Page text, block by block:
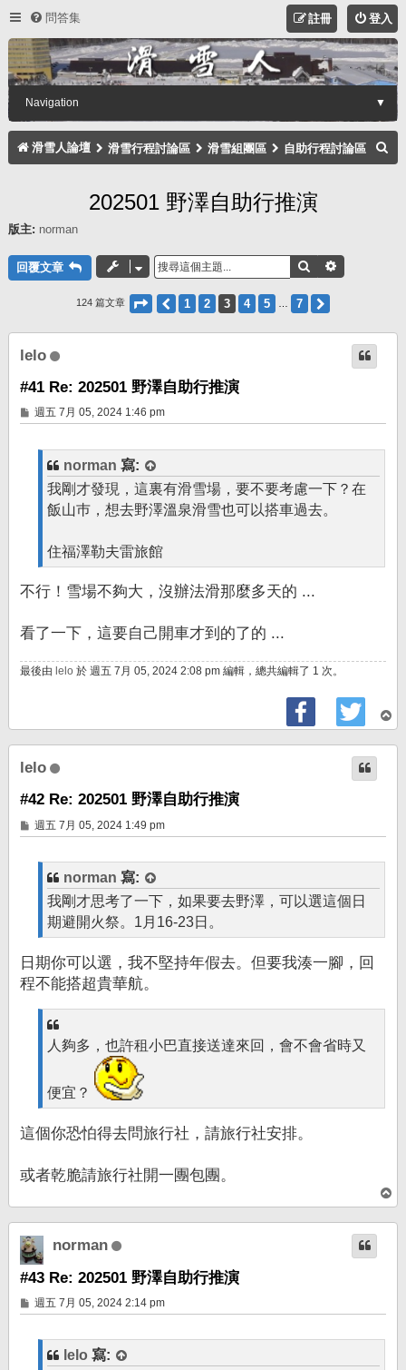
問答集 登入
註冊
Navigation ▼
滑雪人論壇 滑雪行程討論區 滑雪組團區 自助行程討論區
202501 野澤自助行推演
版主: norman
回覆文章 搜尋
124 篇文章 第3 頁 (共7 頁)
上一頁
1 2 3 4 5 7
lelo
#41 Re: 202501 野澤自助行推演
文
章
週五 7月 05, 2024 1:46 pm
norman 寫:
我剛才發現，這裏有滑雪場，要不要考慮一下？在
飯山巿，想去野澤溫泉滑雪也可以搭車過去。
住福澤勒夫雷旅館
不行！雪場不夠大，沒辦法滑那麼多天的 ...
看了一下，這要自己開車才到的了的 ...
最後由 lelo 於 週五 7月 05, 2024 2:08 pm 編輯，總共編輯了 1 次。
頂
端
lelo
#42 Re: 202501 野澤自助行推演
文
章
週五 7月 05, 2024 1:49 pm
norman 寫:
我剛才思考了一下，如果要去野澤，可以選這個日
期避開火祭。1月16-23日。
日期你可以選，我不堅持年假去。但要我湊一腳，回
程不能搭超貴華航。
人夠多，也許租小巴直接送達來回，會不會省時又
便宜？
這個你恐怕得去問旅行社，請旅行社安排。
或者乾脆請旅行社開一團包團。
頂
端
norman
#43 Re: 202501 野澤自助行推演
文
章
週五 7月 05, 2024 2:14 pm
lelo 寫: